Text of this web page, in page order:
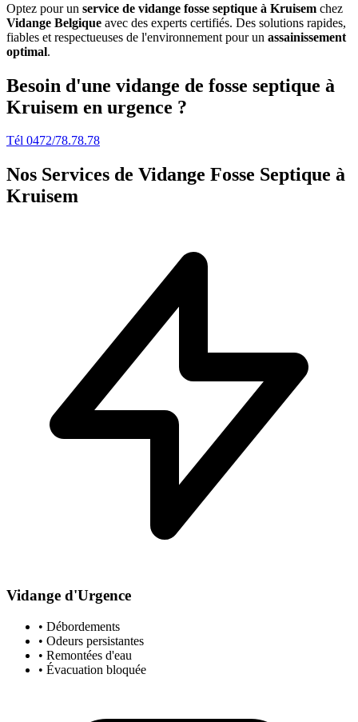
Optez pour un service de vidange fosse septique à Kruisem chez
Vidange Belgique avec des experts certifiés. Des solutions rapides,
fiables et respectueuses de l'environnement pour un assainissement
optimal.
Besoin d'une vidange de fosse septique à
Kruisem en urgence ?
Tél 0472/78.78.78
Nos Services de Vidange Fosse Septique à
Kruisem
Vidange d'Urgence
• Débordements
• Odeurs persistantes
• Remontées d'eau
• Évacuation bloquée